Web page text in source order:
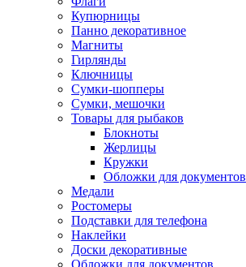
Купюрницы
Панно декоративное
Магниты
Гирлянды
Ключницы
Сумки-шопперы
Сумки, мешочки
Товары для рыбаков
Блокноты
Жерлицы
Кружки
Обложки для документов
Медали
Ростомеры
Подставки для телефона
Наклейки
Доски декоративные
Обложки для документов